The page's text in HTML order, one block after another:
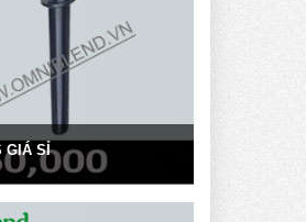
GIÁ SỈ
giá: 50,000/ lon